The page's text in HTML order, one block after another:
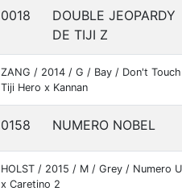
0018
DOUBLE JEOPARDY
DE TIJI Z
ZANG / 2014 / G / Bay / Don't Touch
Tiji Hero x Kannan
0158 NUMERO NOBEL
HOLST / 2015 / M / Grey / Numero
x Caretino 2